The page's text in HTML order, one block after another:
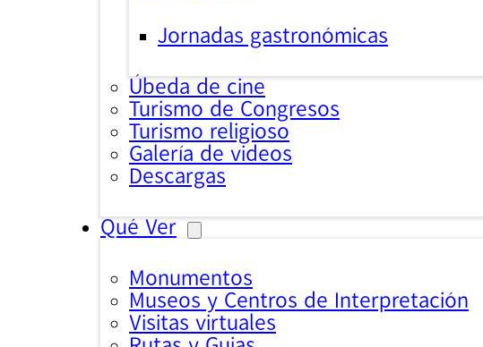
Jornadas gastronómicas
Úbeda de cine
Turismo de Congresos
Turismo religioso
Galería de videos
Descargas
Qué Ver
Monumentos
Museos y Centros de Interpretación
Visitas virtuales